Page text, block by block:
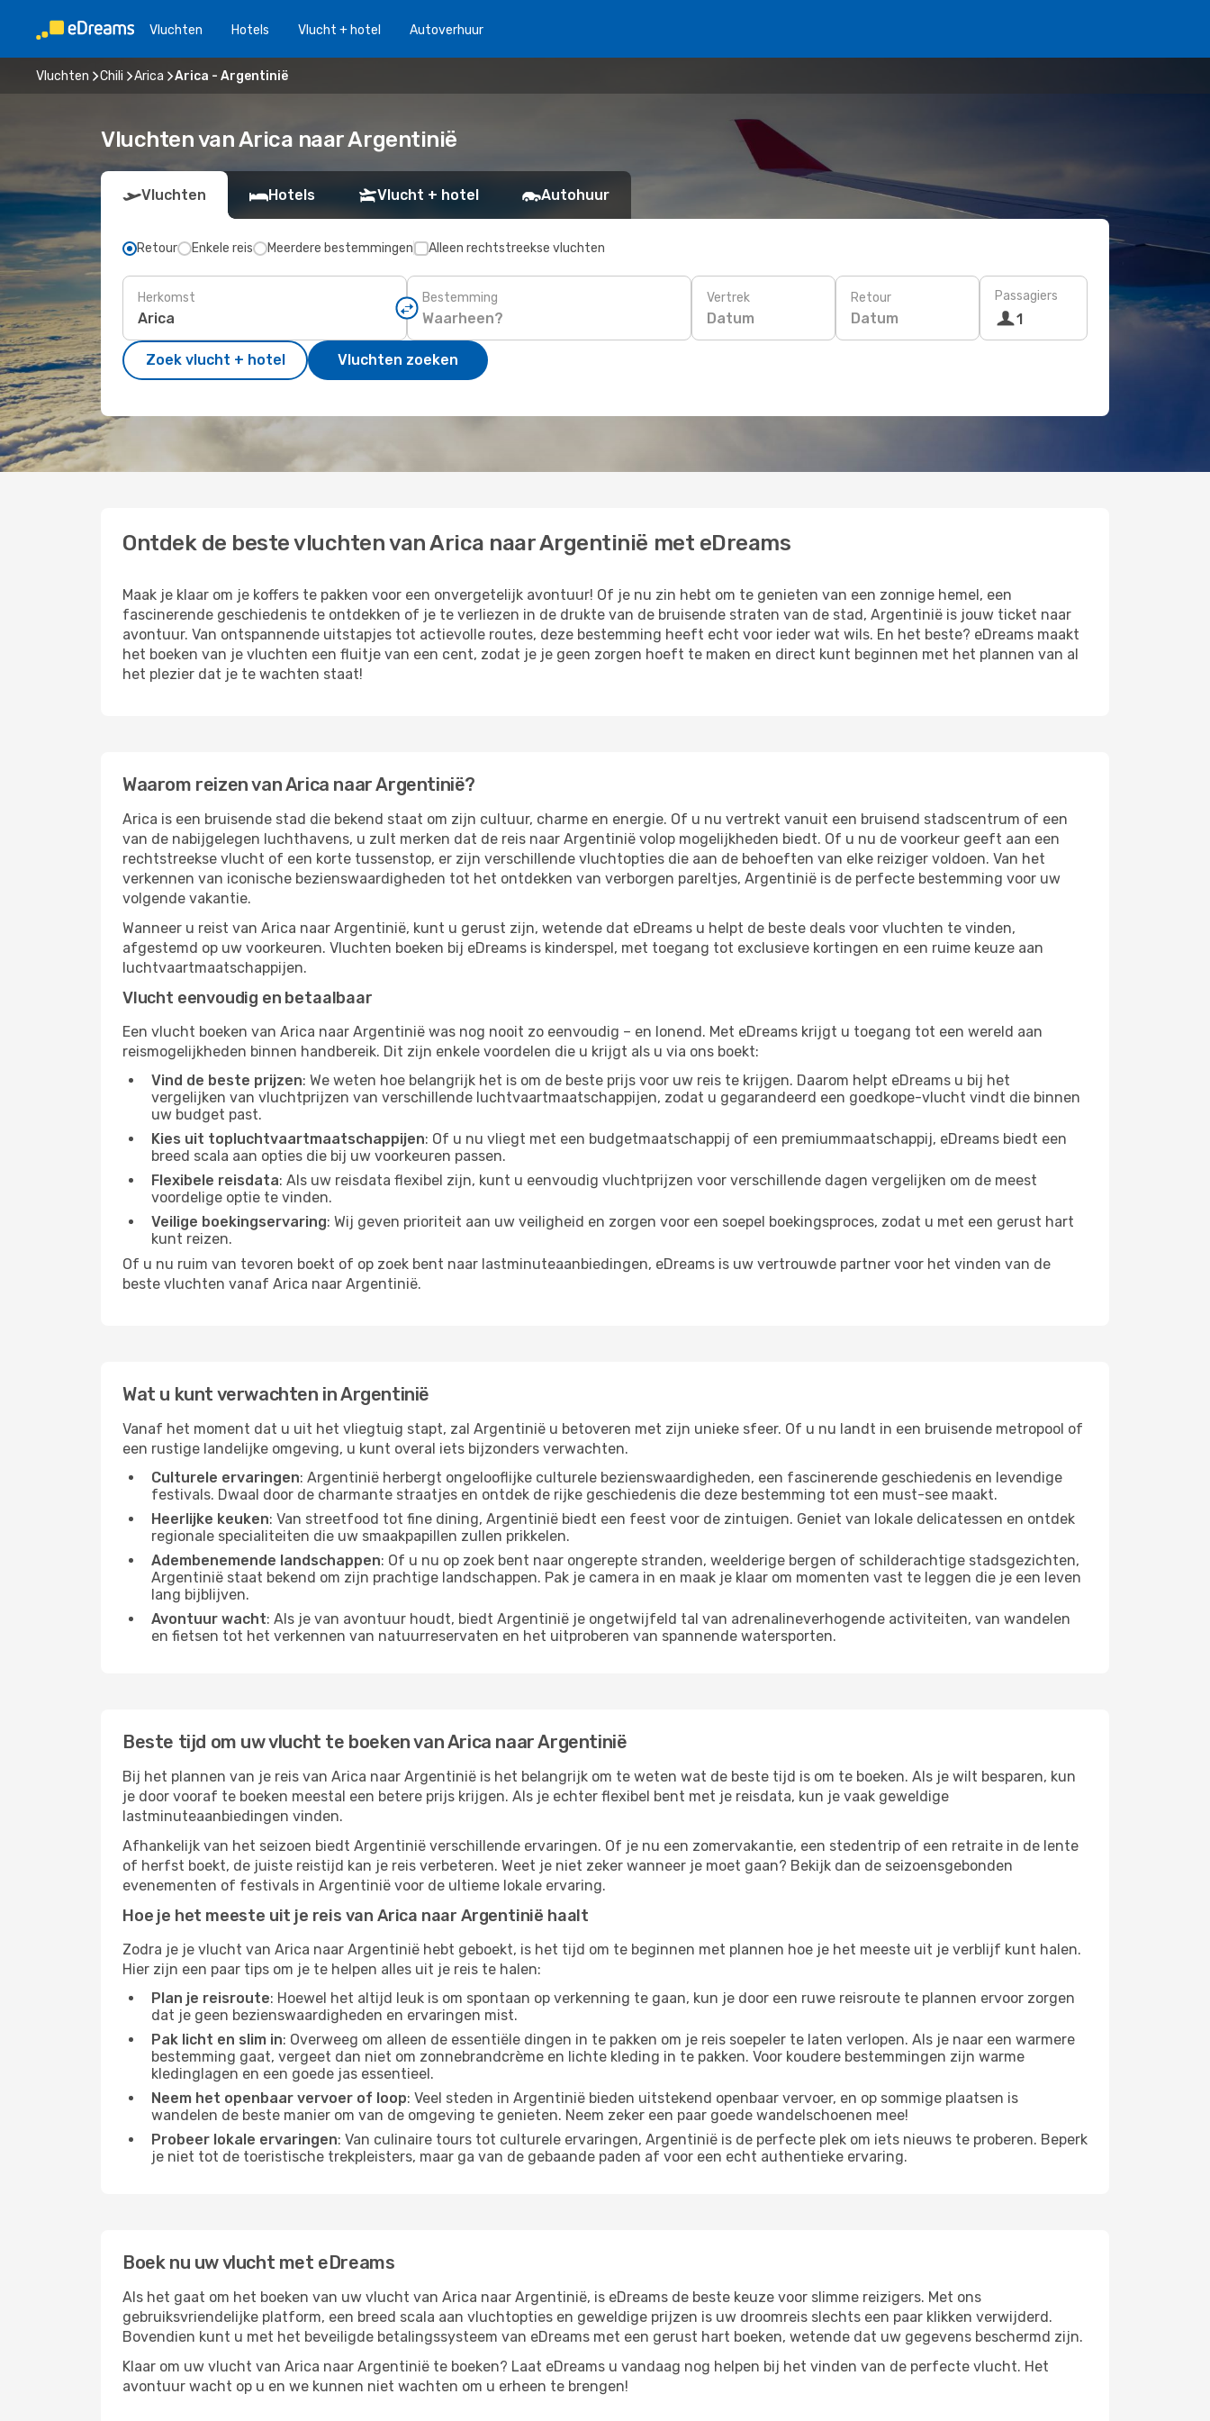
Vluchten Hotels Vlucht + hotel Autoverhuur
Vluchten Chili Arica Arica - Argentinië
Vluchten van Arica naar Argentinië
Vluchten Hotels Vlucht + hotel Autohuur
Retour Enkele reis Meerdere bestemmingen Alleen rechtstreekse vluchten
Herkomst Bestemming Vertrek
Datum
Retour
Datum
Passagiers
1
Zoek vlucht + hotel Vluchten zoeken
Ontdek de beste vluchten van Arica naar Argentinië met eDreams
Maak je klaar om je koffers te pakken voor een onvergetelijk avontuur! Of je nu zin hebt om te genieten van een zonnige hemel, een
fascinerende geschiedenis te ontdekken of je te verliezen in de drukte van de bruisende straten van de stad, Argentinië is jouw ticket naar
avontuur. Van ontspannende uitstapjes tot actievolle routes, deze bestemming heeft echt voor ieder wat wils. En het beste? eDreams maakt
het boeken van je vluchten een fluitje van een cent, zodat je je geen zorgen hoeft te maken en direct kunt beginnen met het plannen van al
het plezier dat je te wachten staat!
Waarom reizen van Arica naar Argentinië?
Arica is een bruisende stad die bekend staat om zijn cultuur, charme en energie. Of u nu vertrekt vanuit een bruisend stadscentrum of een
van de nabijgelegen luchthavens, u zult merken dat de reis naar Argentinië volop mogelijkheden biedt. Of u nu de voorkeur geeft aan een
rechtstreekse vlucht of een korte tussenstop, er zijn verschillende vluchtopties die aan de behoeften van elke reiziger voldoen. Van het
verkennen van iconische bezienswaardigheden tot het ontdekken van verborgen pareltjes, Argentinië is de perfecte bestemming voor uw
volgende vakantie.
Wanneer u reist van Arica naar Argentinië, kunt u gerust zijn, wetende dat eDreams u helpt de beste deals voor vluchten te vinden,
afgestemd op uw voorkeuren. Vluchten boeken bij eDreams is kinderspel, met toegang tot exclusieve kortingen en een ruime keuze aan
luchtvaartmaatschappijen.
Vlucht eenvoudig en betaalbaar
Een vlucht boeken van Arica naar Argentinië was nog nooit zo eenvoudig – en lonend. Met eDreams krijgt u toegang tot een wereld aan
reismogelijkheden binnen handbereik. Dit zijn enkele voordelen die u krijgt als u via ons boekt:
Vind de beste prijzen: We weten hoe belangrijk het is om de beste prijs voor uw reis te krijgen. Daarom helpt eDreams u bij het
vergelijken van vluchtprijzen van verschillende luchtvaartmaatschappijen, zodat u gegarandeerd een goedkope-vlucht vindt die binnen
uw budget past.
Kies uit topluchtvaartmaatschappijen: Of u nu vliegt met een budgetmaatschappij of een premiummaatschappij, eDreams biedt een
breed scala aan opties die bij uw voorkeuren passen.
Flexibele reisdata: Als uw reisdata flexibel zijn, kunt u eenvoudig vluchtprijzen voor verschillende dagen vergelijken om de meest
voordelige optie te vinden.
Veilige boekingservaring: Wij geven prioriteit aan uw veiligheid en zorgen voor een soepel boekingsproces, zodat u met een gerust hart
kunt reizen.
Of u nu ruim van tevoren boekt of op zoek bent naar lastminuteaanbiedingen, eDreams is uw vertrouwde partner voor het vinden van de
beste vluchten vanaf Arica naar Argentinië.
Wat u kunt verwachten in Argentinië
Vanaf het moment dat u uit het vliegtuig stapt, zal Argentinië u betoveren met zijn unieke sfeer. Of u nu landt in een bruisende metropool of
een rustige landelijke omgeving, u kunt overal iets bijzonders verwachten.
Culturele ervaringen: Argentinië herbergt ongelooflijke culturele bezienswaardigheden, een fascinerende geschiedenis en levendige
festivals. Dwaal door de charmante straatjes en ontdek de rijke geschiedenis die deze bestemming tot een must-see maakt.
Heerlijke keuken: Van streetfood tot fine dining, Argentinië biedt een feest voor de zintuigen. Geniet van lokale delicatessen en ontdek
regionale specialiteiten die uw smaakpapillen zullen prikkelen.
Adembenemende landschappen: Of u nu op zoek bent naar ongerepte stranden, weelderige bergen of schilderachtige stadsgezichten,
Argentinië staat bekend om zijn prachtige landschappen. Pak je camera in en maak je klaar om momenten vast te leggen die je een leven
lang bijblijven.
Avontuur wacht: Als je van avontuur houdt, biedt Argentinië je ongetwijfeld tal van adrenalineverhogende activiteiten, van wandelen
en fietsen tot het verkennen van natuurreservaten en het uitproberen van spannende watersporten.
Beste tijd om uw vlucht te boeken van Arica naar Argentinië
Bij het plannen van je reis van Arica naar Argentinië is het belangrijk om te weten wat de beste tijd is om te boeken. Als je wilt besparen, kun
je door vooraf te boeken meestal een betere prijs krijgen. Als je echter flexibel bent met je reisdata, kun je vaak geweldige
lastminuteaanbiedingen vinden.
Afhankelijk van het seizoen biedt Argentinië verschillende ervaringen. Of je nu een zomervakantie, een stedentrip of een retraite in de lente
of herfst boekt, de juiste reistijd kan je reis verbeteren. Weet je niet zeker wanneer je moet gaan? Bekijk dan de seizoensgebonden
evenementen of festivals in Argentinië voor de ultieme lokale ervaring.
Hoe je het meeste uit je reis van Arica naar Argentinië haalt
Zodra je je vlucht van Arica naar Argentinië hebt geboekt, is het tijd om te beginnen met plannen hoe je het meeste uit je verblijf kunt halen.
Hier zijn een paar tips om je te helpen alles uit je reis te halen:
Plan je reisroute: Hoewel het altijd leuk is om spontaan op verkenning te gaan, kun je door een ruwe reisroute te plannen ervoor zorgen
dat je geen bezienswaardigheden en ervaringen mist.
Pak licht en slim in: Overweeg om alleen de essentiële dingen in te pakken om je reis soepeler te laten verlopen. Als je naar een warmere
bestemming gaat, vergeet dan niet om zonnebrandcrème en lichte kleding in te pakken. Voor koudere bestemmingen zijn warme
kledinglagen en een goede jas essentieel.
Neem het openbaar vervoer of loop: Veel steden in Argentinië bieden uitstekend openbaar vervoer, en op sommige plaatsen is
wandelen de beste manier om van de omgeving te genieten. Neem zeker een paar goede wandelschoenen mee!
Probeer lokale ervaringen: Van culinaire tours tot culturele ervaringen, Argentinië is de perfecte plek om iets nieuws te proberen. Beperk
je niet tot de toeristische trekpleisters, maar ga van de gebaande paden af ​​voor een echt authentieke ervaring.
Boek nu uw vlucht met eDreams
Als het gaat om het boeken van uw vlucht van Arica naar Argentinië, is eDreams de beste keuze voor slimme reizigers. Met ons
gebruiksvriendelijke platform, een breed scala aan vluchtopties en geweldige prijzen is uw droomreis slechts een paar klikken verwijderd.
Bovendien kunt u met het beveiligde betalingssysteem van eDreams met een gerust hart boeken, wetende dat uw gegevens beschermd zijn.
Klaar om uw vlucht van Arica naar Argentinië te boeken? Laat eDreams u vandaag nog helpen bij het vinden van de perfecte vlucht. Het
avontuur wacht op u en we kunnen niet wachten om u erheen te brengen!